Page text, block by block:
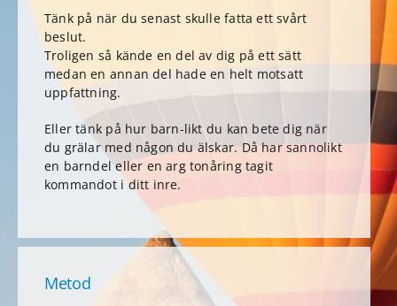
Tänk på när du senast skulle fatta ett svårt
beslut.
Troligen så kände en del av dig på ett sätt
medan en annan del hade en helt motsatt
uppfattning.
Eller tänk på hur barn-likt du kan bete dig när
du grälar med någon du älskar. Då har sannolikt
en barndel eller en arg tonåring tagit
kommandot i ditt inre.
Metod